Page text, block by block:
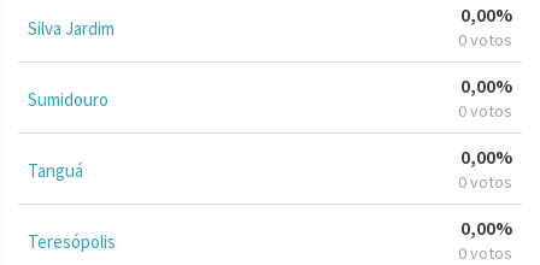
Silva Jardim
0,00%
0 votos
Sumidouro
0,00%
0 votos
Tanguá
0,00%
0 votos
Teresópolis
0,00%
0 votos